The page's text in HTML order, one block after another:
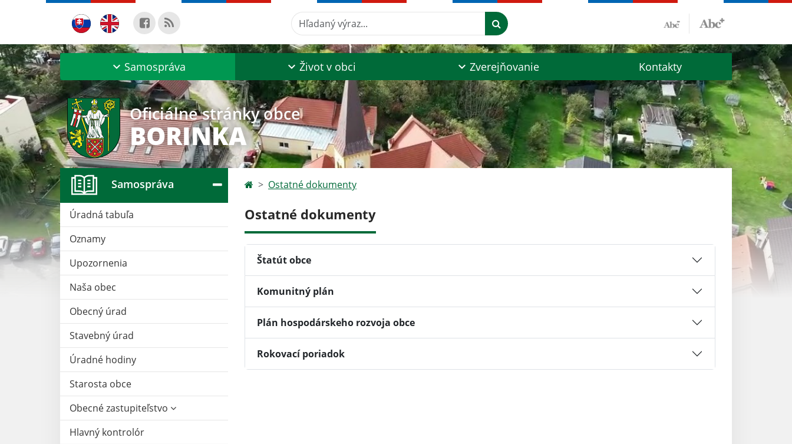
Hľadaný výraz...
Samospráva Život v obci Zverejňovanie Kontakty
Oficiálne stránky obce
BORINKA
Samospráva
Úradná tabuľa
Oznamy
Upozornenia
Naša obec
Obecný úrad
Stavebný úrad
Úradné hodiny
Starosta obce
Obecné zastupiteľstvo
Hlavný kontrolór
Ostatné dokumenty
Ostatné dokumenty
Štatút obce
Komunitný plán
Plán hospodárskeho rozvoja obce
Rokovací poriadok